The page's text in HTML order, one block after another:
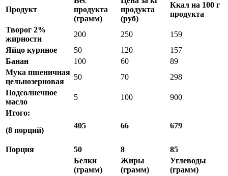
Продукт
продукта
(грамм)
продукта
(руб)
Ккал на 100 г
продукта
Творог 2%
жирности
200 250
159
Яйцо куриное
50 120
157
Банан
100 60
89
Мука пшеничная
цельнозерновая
50 70
298
Подсолнечное
масло
5 100
900
Итого:
(8 порций)
405 66 679
Порция 50 8
85
Белки
(грамм)
Жиры
(грамм)
Углеводы
(грамм)